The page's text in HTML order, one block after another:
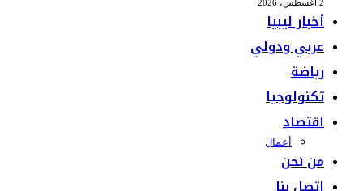
أخبار ليبيا
عربي ودولي
رياضة
تكنولوجيا
اقتصاد
أعمال
من نحن